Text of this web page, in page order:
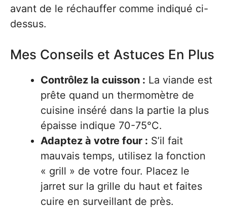
avant de le réchauffer comme indiqué ci-
dessus.
Mes Conseils et Astuces En Plus
Contrôlez la cuisson : La viande est
prête quand un thermomètre de
cuisine inséré dans la partie la plus
épaisse indique 70-75°C.
Adaptez à votre four : S’il fait
mauvais temps, utilisez la fonction
« grill » de votre four. Placez le
jarret sur la grille du haut et faites
cuire en surveillant de près.